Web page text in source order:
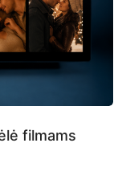
filmams